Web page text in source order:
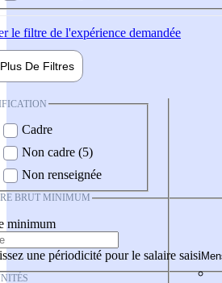
le filtre de l'expérience demandée
Plus De Filtres
Cadre
Non cadre (5)
Non renseignée
BRUT MINIMUM
minimum
une périodicité pour le salaire saisi